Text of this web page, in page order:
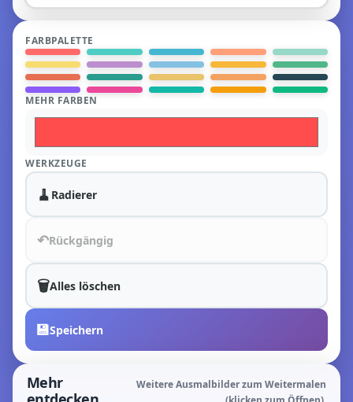
FARBPALETTE
MEHR FARBEN
WERKZEUGE
🧹 Radierer
↶Rückgängig
🗑️Alles löschen
💾Speichern
Mehr
Weitere Ausmalbilder zum Weitermalen